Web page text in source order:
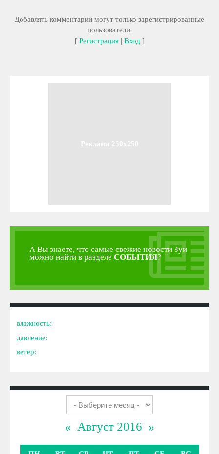
Добавлять комментарии могут только зарегистрированные
пользователи.
[ Регистрация| Вход ]
Реклама 250x250
А Вы знаете, что самые свежие новости Зуи
можно найти в разделе СОБЫТИЯ?
влажность:
давление:
ветер:
« Август 2016 »